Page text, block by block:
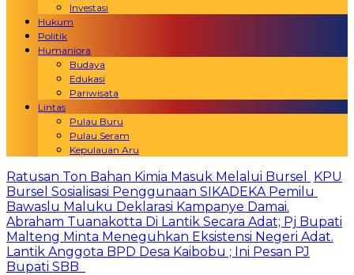
Investasi
Hukum
Politik
Humaniora
Budaya
Edukasi
Pariwisata
Lintas
Pulau Buru
Pulau Seram
Kepulauan Aru
Ratusan Ton Bahan Kimia Masuk Melalui Bursel
KPU
Bursel Sosialisasi Penggunaan SIKADEKA Pemilu
Bawaslu Maluku Deklarasi Kampanye Damai.
Abraham Tuanakotta Di Lantik Secara Adat; Pj Bupati
Malteng Minta Meneguhkan Eksistensi Negeri Adat.
Lantik Anggota BPD Desa Kaibobu ; Ini Pesan PJ
Bupati SBB